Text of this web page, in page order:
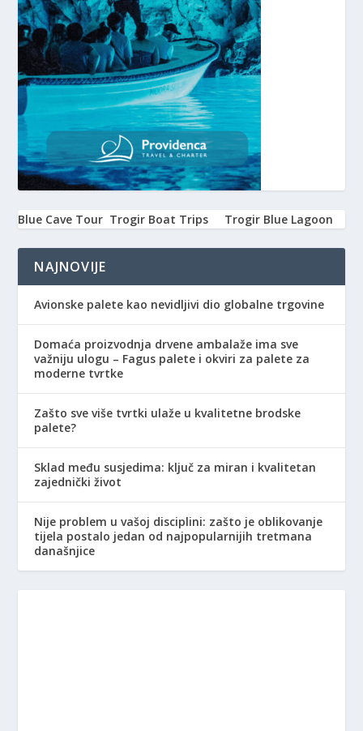
Blue Cave Tour Trogir Boat Trips Trogir Blue Lagoon
NAJNOVIJE
Avionske palete kao nevidljivi dio globalne trgovine
Domaća proizvodnja drvene ambalaže ima sve
važniju ulogu – Fagus palete i okviri za palete za
moderne tvrtke
Zašto sve više tvrtki ulaže u kvalitetne brodske
palete?
Sklad među susjedima: ključ za miran i kvalitetan
zajednički život
Nije problem u vašoj disciplini: zašto je oblikovanje
tijela postalo jedan od najpopularnijih tretmana
današnjice